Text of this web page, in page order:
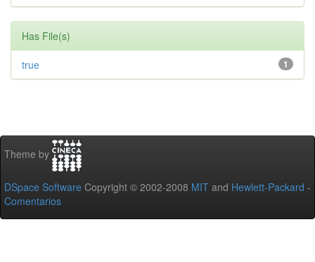
Has File(s)
1
true
Theme by
DSpace Software Copyright © 2002-2008 MIT and Hewlett-Packard -
Comentarios